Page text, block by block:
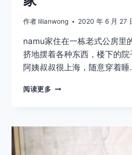
作者 lilianwong 2020 年 6 月 27
namu家住在一栋老式公房里
挤地摆着各种东西，楼下的
阿姨叔叔很上海，随意穿着
阅读更多 STAYHOMECLUB